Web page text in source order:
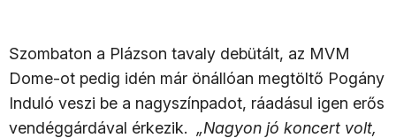
Szombaton a Plázson tavaly debütált, az MVM
Dome-ot pedig idén már önállóan megtöltő Pogány
Induló veszi be a nagyszínpadot, ráadásul igen erős
vendéggárdával érkezik. „Nagyon jó koncert volt,